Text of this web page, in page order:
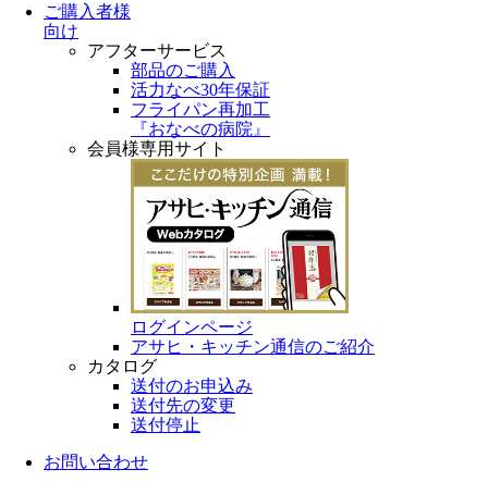
ご購入者様
向け
アフターサービス
部品のご購入
活力なべ30年保証
フライパン再加工
『おなべの病院』
会員様専用サイト
ログインページ
アサヒ・キッチン通信のご紹介
カタログ
送付のお申込み
送付先の変更
送付停止
お問い合わせ